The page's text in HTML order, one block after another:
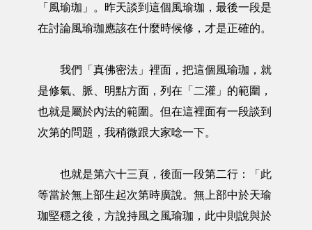
「風瑜珈」。昨天談到這個風瑜珈，最後一段是
在討論風瑜珈應該在什麼時候修，才是正確的。
我們「真佛密法」裡面，把這個風瑜珈，就
是修氣、脈、明點方面，列在「二灌」的範圍，
也就是屬於內法的範圍。但在這裡面有一段談到
次第的問題，我稍微跟大家唸一下。
也就是第六十三頁，後面一段第二行：「此
等當於無上部生起次第時廣說。無上部中於天瑜
珈堅穩之後，方說持風之風瑜珈，此中則說與於